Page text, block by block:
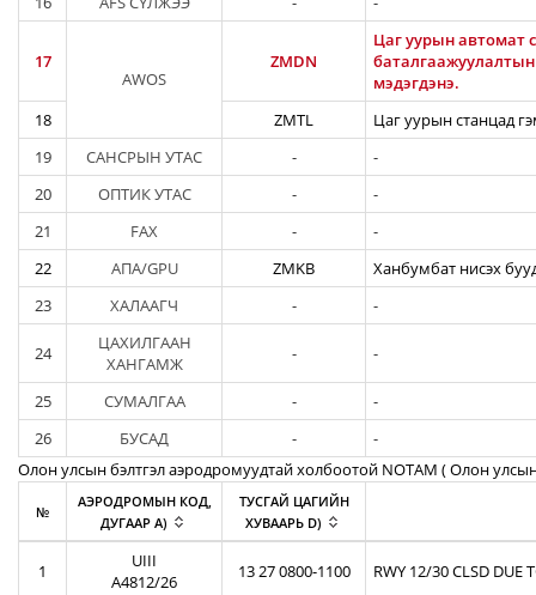
17
AWOS
ZMDN
Цаг уурын автомат
мэдэгдэнэ.
18
ZMTL
Цаг уурын станцад
19
САНСРЫН УТАС -
-
20
ОПТИК УТАС -
-
21
FAX -
-
22
АПА/GPU ZMKB
Ханбумбат нисэх
23
ХАЛААГЧ - -
24
ЦАХИЛГААН
ХАНГАМЖ
- -
25 СУМАЛГАА -
-
26
БУСАД -
-
Олон улсын бэлтгэл аэродромуудтай холбоотой NOTAM ( Oлон
№
АЭРОДРОМЫН КОД,
ДУГААР A)
ТУСГАЙ ЦАГИЙН
ХУВААРЬ D)
1
UIII
A4812/26
13 27 0800-1100 RWY 12/30 CLSD DUE